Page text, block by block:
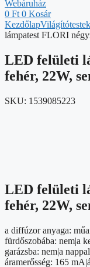
Webáruház
0 Ft 0 Kosár
Kezdőlap
lámpatest FLORI
LED felületi
fehér, 22W,
SKU: 1539085223
LED felületi
fehér, 22W,
a diffúzor anyaga:
fürdőszobába: nem|a
garázsba: nem|a
áramerősség: 165